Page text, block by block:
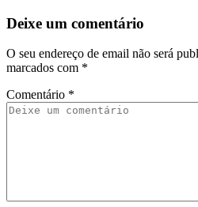
Deixe um comentário
O seu endereço de email não será
marcados com *
Comentário *